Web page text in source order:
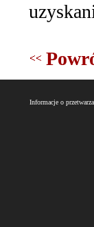
Informacje o